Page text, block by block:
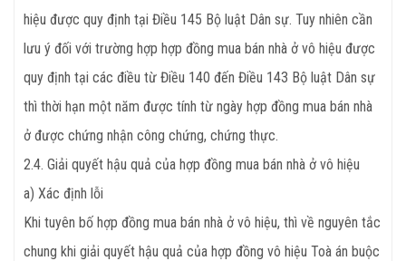
hiệu được quy định tại Điều 145 Bộ luật Dân sự. Tuy nhiên cần
lưu ý đối với trường hợp hợp đồng mua bán nhà ở vô hiệu được
quy định tại các điều từ Điều 140 đến Điều 143 Bộ luật Dân sự
thì thời hạn một năm được tính từ ngày hợp đồng mua bán nhà
ở được chứng nhận công chứng, chứng thực.
2.4. Giải quyết hậu quả của hợp đồng mua bán nhà ở vô hiệu
a) Xác định lỗi
Khi tuyên bố hợp đồng mua bán nhà ở vô hiệu, thì về nguyên tắc
chung khi giải quyết hậu quả của hợp đồng vô hiệu Toà án buộc